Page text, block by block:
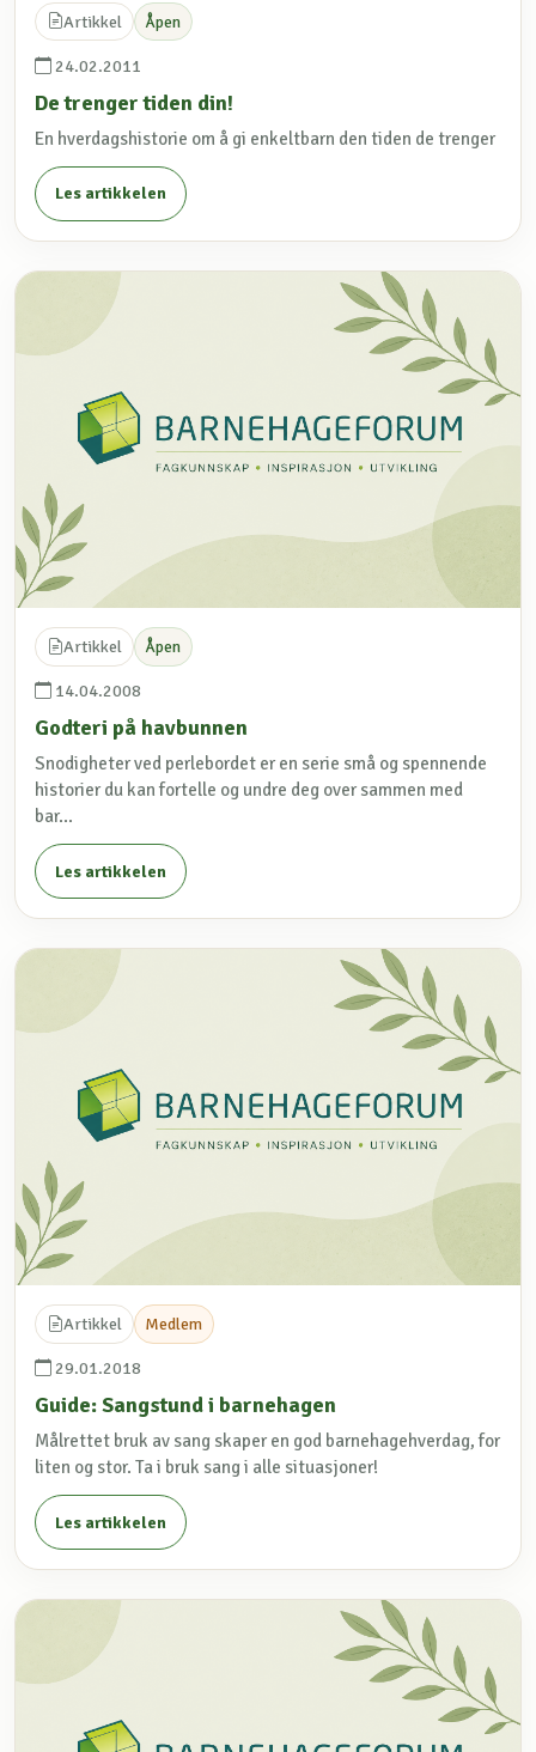
Artikkel Åpen
24.02.2011
De trenger tiden din!
En hverdagshistorie om å gi enkeltbarn den tiden de trenger
Les artikkelen
Artikkel Åpen
14.04.2008
Godteri på havbunnen
Snodigheter ved perlebordet er en serie små og spennende
historier du kan fortelle og undre deg over sammen med
bar...
Les artikkelen
Artikkel Medlem
29.01.2018
Guide: Sangstund i barnehagen
Målrettet bruk av sang skaper en god barnehagehverdag, for
liten og stor. Ta i bruk sang i alle situasjoner!
Les artikkelen